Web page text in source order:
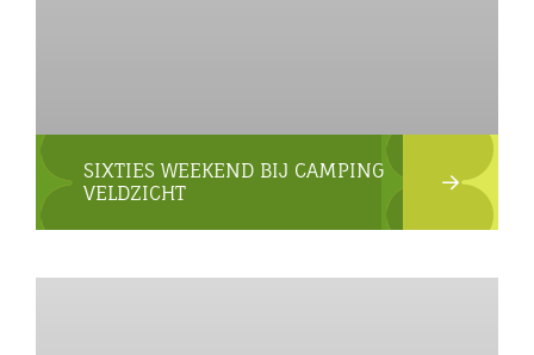
SIXTIES WEEKEND BIJ CAMPING
VELDZICHT